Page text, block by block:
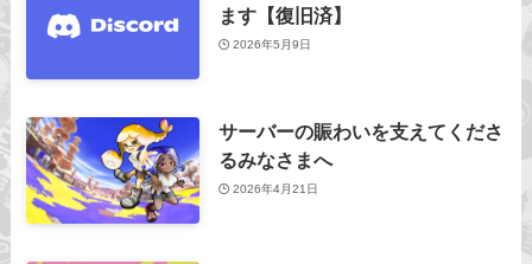
ます【復旧済】
2026年5月9日
サーバーの賑わいを支えてくださ
るみなさまへ
2026年4月21日